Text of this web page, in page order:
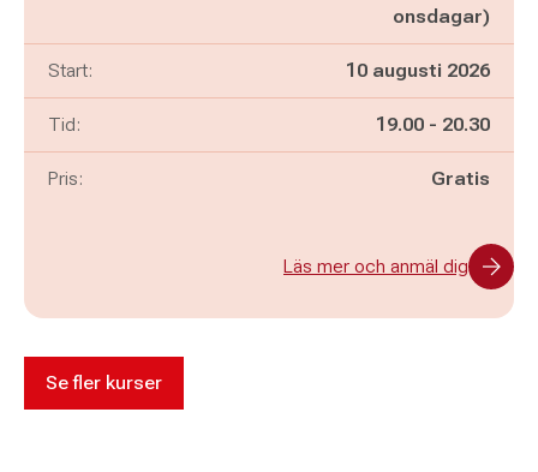
onsdagar)
Start: 10 augusti 2026
Tid: Pågår mellan
19.00 - och
20.30
Pris: Gratis
Läs mer och anmäl dig
Se fler kurser